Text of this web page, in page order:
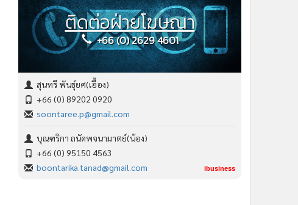
ติดต่อฝ่ายโฆษณา
+66 (0) 2629 4601
สุนทรี พันธุ์ยศ(เอื้อง)
+66 (0) 89202 0920
soontaree.p@gmail.com
บุณฑริกา ถนัดพจนามาตย์(น้อง)
+66 (0) 95150 4563
boontarika.tanad@gmail.com
ibusiness